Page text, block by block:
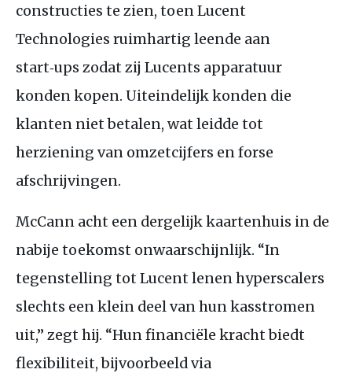
constructies te zien, toen Lucent
Technologies ruimhartig leende aan
start‑ups zodat zij Lucents apparatuur
konden kopen. Uiteindelijk konden die
klanten niet betalen, wat leidde tot
herziening van omzetcijfers en forse
afschrijvingen.
McCann acht een dergelijk kaartenhuis in de
nabije toekomst onwaarschijnlijk. “In
tegenstelling tot Lucent lenen hyperscalers
slechts een klein deel van hun kasstromen
uit,” zegt hij. “Hun financiële kracht biedt
flexibiliteit, bijvoorbeeld via